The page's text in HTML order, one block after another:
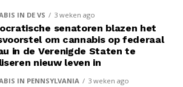
IN DE VS 3 weken ago
senatoren blazen het
om cannabis op federaal
in de Verenigde Staten te
nieuw leven in
IN PENNSYLVANIA 3 weken ago